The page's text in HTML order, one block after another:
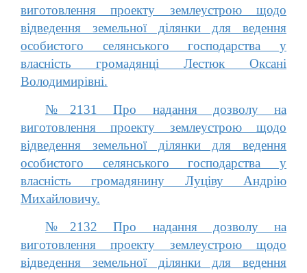
виготовлення проекту землеустрою щодо
відведення земельної ділянки для ведення
особистого селянського господарства у
власність громадянці Лестюк Оксані
Володимирівні.
№2131 Про надання дозволу на
виготовлення проекту землеустрою щодо
відведення земельної ділянки для ведення
особистого селянського господарства у
власність громадянину Луціву Андрію
Михайловичу.
№2132 Про надання дозволу на
виготовлення проекту землеустрою щодо
відведення земельної ділянки для ведення